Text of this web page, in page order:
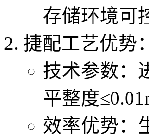
存储环境可
捷配工艺优势：
技术参数：
平整度
效率优势：